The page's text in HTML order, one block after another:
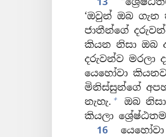
‘ඔවුන් ඔබ
ජාතීන්ගේ
කියන නිසා ඔබ
දරුවන්ව මරලා
යෙහෝවා
මිනිස්සුන්ගේ
නැහැ. + ඔබ
කියලා
16